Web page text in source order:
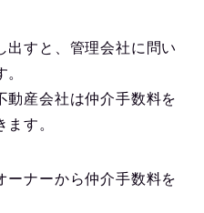
出すと、管理会社に問い
動産会社は仲介手数料を
す。
ーナーから仲介手数料を